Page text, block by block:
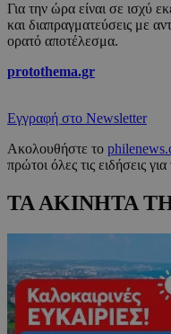
Για την ώρα είναι σε ισχύ
και διαπραγματεύσεις με
ορατό αποτέλεσμα.
protothema.gr
Εγγραφή στο Newsletter
Ακολουθήστε το
πρώτοι όλες τις ειδήσεις
ΤΑ ΑΚΙΝΗΤΑ